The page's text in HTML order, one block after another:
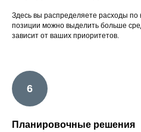
Здесь вы распределяете расходы по
позиции можно выделить больше
зависит от ваших приоритетов.
Планировочные решения